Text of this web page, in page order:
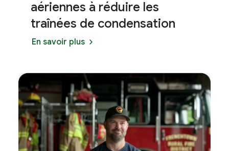
aériennes à réduire les
traînées de condensation
En savoir plus